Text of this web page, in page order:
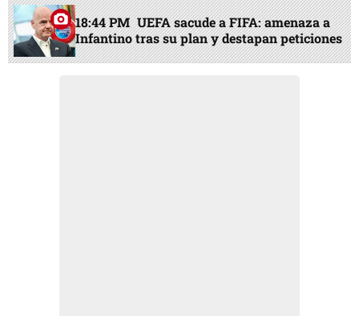
18:44 PM UEFA sacude a FIFA: amenaza a
Infantino tras su plan y destapan peticiones